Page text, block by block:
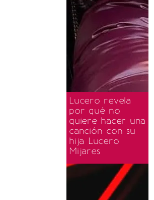
Lucero revela
por qué no
quiere hacer una
canción con su
hija Lucero
Mijares